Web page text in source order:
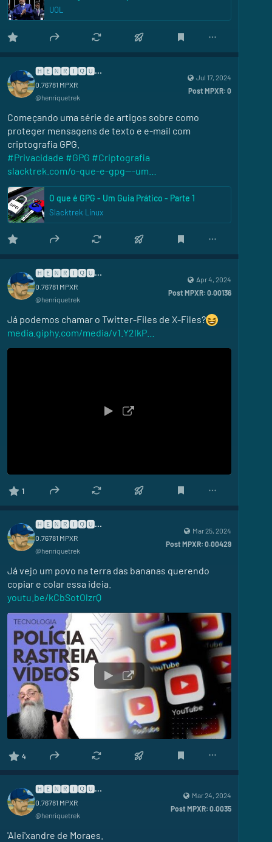
UOL
🅷🅴🅽🆁🅸🆀🆄🅴
0.76781 MPXR
@henriquetrek
Post MPXR: 0
Jul 17, 2024
Começando uma série de artigos sobre como
proteger mensagens de texto e e-mail com
criptografia GPG.
#Privacidade #GPG #Criptografia
slacktrek.com/o-que-e-gpg---um
O que é GPG - Um Guia Prático - Parte 1
Slacktrek Linux
🅷🅴🅽🆁🅸🆀🆄🅴
0.76781 MPXR
@henriquetrek
Post MPXR: 0.00136
Apr 4, 2024
Já podemos chamar o Twitter-Files de X-Files?
media.giphy.com/media/v1.Y2lkP
1
🅷🅴🅽🆁🅸🆀🆄🅴
0.76781 MPXR
@henriquetrek
Post MPXR: 0.00429
Mar 25, 2024
Já vejo um povo na terra das bananas querendo
copiar e colar essa ideia.
youtu.be/kCbSotOlzrQ
4
🅷🅴🅽🆁🅸🆀🆄🅴
0.76781 MPXR
@henriquetrek
Post MPXR: 0.0035
Mar 24, 2024
'Alei'xandre de Moraes.